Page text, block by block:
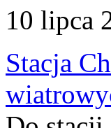
10 lipca
Stacja